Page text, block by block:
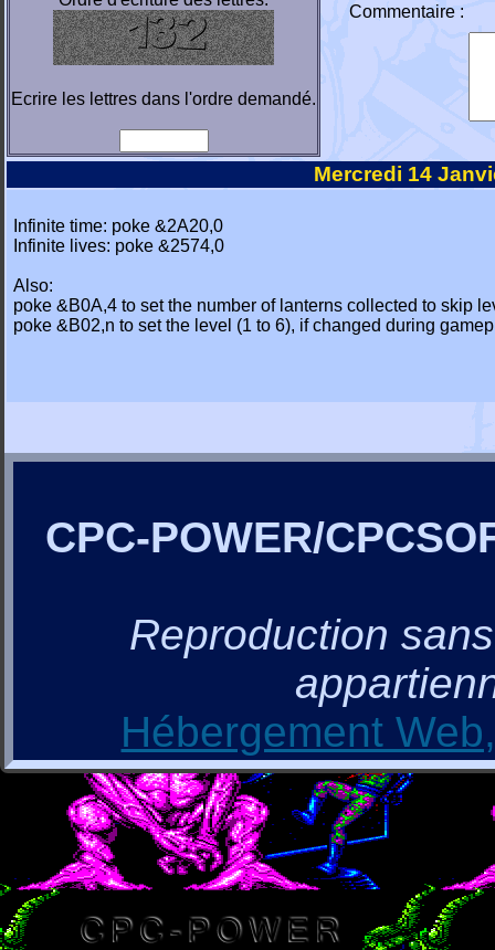
Ecrire les lettres dans l'ordre demandé.
Commentaire :
Mercredi 14
Infinite time: poke &2A20,0
Infinite lives: poke &2574,0
Also:
poke &B0A,4 to set the number of lanterns collected to skip
poke &B02,n to set the level (1 to 6), if changed during
CPC-POWER/
Reproduction
Hébergement